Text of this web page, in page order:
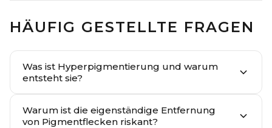
HÄUFIG GESTELLTE FRAGEN
Was ist Hyperpigmentierung und warum
entsteht sie?
Warum ist die eigenständige Entfernung
von Pigmentflecken riskant?